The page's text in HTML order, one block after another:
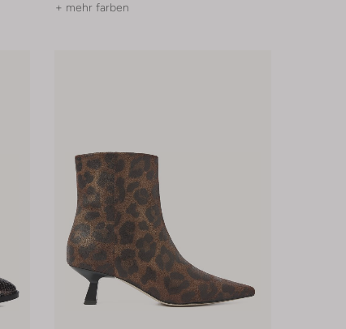
+ mehr farben